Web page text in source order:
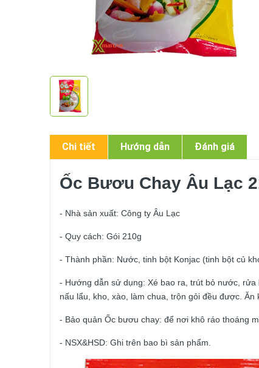
Chi tiết Hướng dẫn Đánh giá
Ốc Bươu Chay Âu Lạc
- Nhà sản xuất: Công ty Âu Lạc
- Quy cách: Gói 210g
- Thành phần: Nước, tinh bột Konjac (tinh bột củ
- Hướng dẫn sử dụng: Xé bao ra, trút bỏ nước,
nấu lẩu, kho, xào, làm chua, trộn gỏi đều được. Ăn
- Bảo quản Ốc bươu chay: để nơi khô ráo thoáng
- NSX&HSD: Ghi trên bao bì sản phẩm.